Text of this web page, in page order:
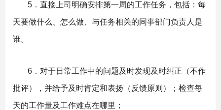
5．直接上司明确安排第一周的工作任务，包括：每
天要做什么、怎么做、与任务相关的同事部门负责人是
谁。
6．对于日常工作中的问题及时发现及时纠正（不作
批评），并给予及时肯定和表扬（反馈原则）；检查每
天的工作量及工作难点在哪里；